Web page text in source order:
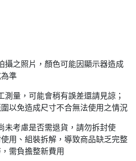
攝之照片，顏色可能因顯示器造成
準
測量，可能會稍有誤差還請見諒；
以免造成尺寸不合無法使用之情況
未考慮是否需退貨，請勿拆封使
用、組裝拆解，導致商品缺乏完整
需負擔整新費用